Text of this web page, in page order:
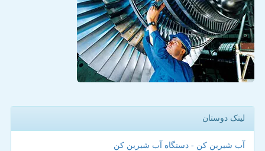
لینک دوستان
آب شیرین کن - دستگاه آب شیرین کن